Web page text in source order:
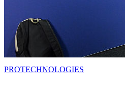
PROTECHNOLOGIES